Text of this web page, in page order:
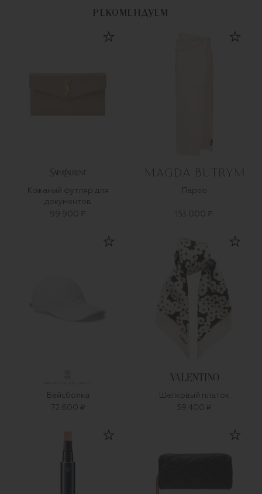
РЕКОМЕНДУЕМ
Кожаный футляр для
документов
99 900 ₽
Парео
153 000 ₽
Бейсболка
72 600 ₽
Шелковый платок
59 400 ₽